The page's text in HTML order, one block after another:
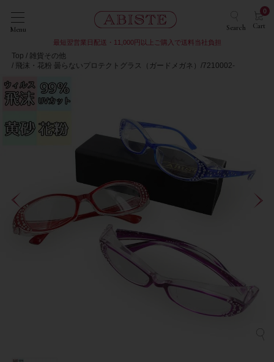
Menu Search Cart
0
最短翌営業日配送・11,000円以上ご購入で送料当社負担
Top
雑貨その他
飛沫・花粉 曇らないプロテクトグラス（ガードメガネ）/7210002-